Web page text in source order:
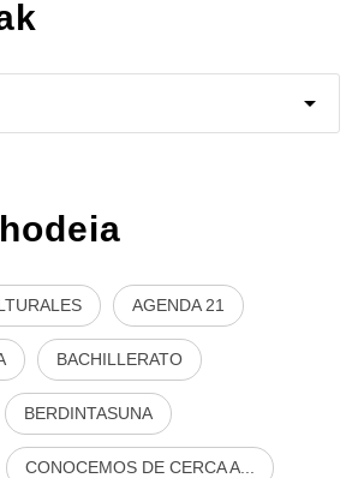
AGENDA 21
BACHILLERATO
BERDINTASUNA
CONOCEMOS DE CERCA A...